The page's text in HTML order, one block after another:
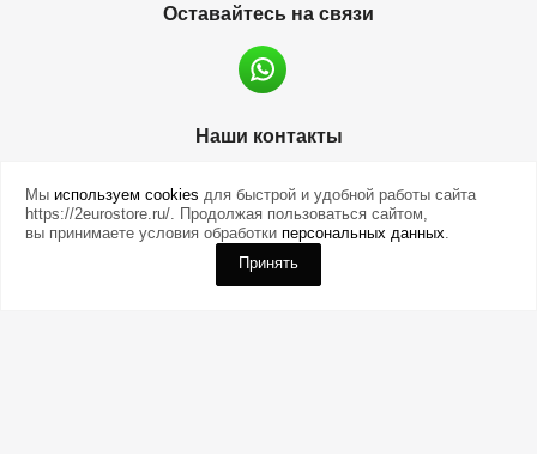
Оставайтесь на связи
Наши контакты
88003011670 info@sales007.ru
Москва
Мы используем cookies для быстрой и удобной работы сайта
https://2eurostore.ru/. Продолжая пользоваться сайтом,
вы принимаете условия обработки персональных данных.
Принять